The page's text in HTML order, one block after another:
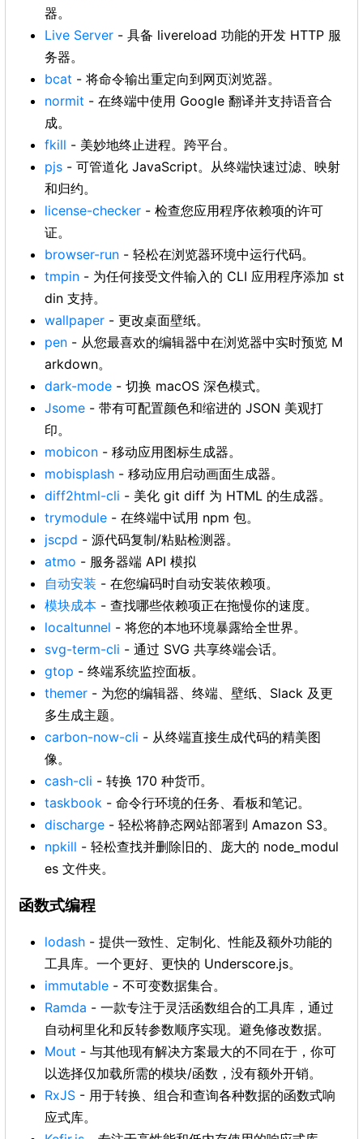
器。
Live Server - 具备 livereload 功能的开发 HTTP 服
务器。
bcat - 将命令输出重定向到网页浏览器。
normit - 在终端中使用 Google 翻译并支持语音合
成。
fkill - 美妙地终止进程。跨平台。
pjs - 可管道化 JavaScript。从终端快速过滤、映射
和归约。
license-checker - 检查您应用程序依赖项的许可
证。
browser-run - 轻松在浏览器环境中运行代码。
tmpin - 为任何接受文件输入的 CLI 应用程序添加 st
din 支持。
wallpaper - 更改桌面壁纸。
pen - 从您最喜欢的编辑器中在浏览器中实时预览 M
arkdown。
dark-mode - 切换 macOS 深色模式。
Jsome - 带有可配置颜色和缩进的 JSON 美观打
印。
mobicon - 移动应用图标生成器。
mobisplash - 移动应用启动画面生成器。
diff2html-cli - 美化 git diff 为 HTML 的生成器。
trymodule - 在终端中试用 npm 包。
jscpd - 源代码复制/粘贴检测器。
atmo - 服务器端 API 模拟
自动安装 - 在您编码时自动安装依赖项。
模块成本 - 查找哪些依赖项正在拖慢你的速度。
localtunnel - 将您的本地环境暴露给全世界。
svg-term-cli - 通过 SVG 共享终端会话。
gtop - 终端系统监控面板。
themer - 为您的编辑器、终端、壁纸、Slack 及更
多生成主题。
carbon-now-cli - 从终端直接生成代码的精美图
像。
cash-cli - 转换 170 种货币。
taskbook - 命令行环境的任务、看板和笔记。
discharge - 轻松将静态网站部署到 Amazon S3。
npkill - 轻松查找并删除旧的、庞大的 node_modul
es 文件夹。
函数式编程
lodash - 提供一致性、定制化、性能及额外功能的
工具库。一个更好、更快的 Underscore.js。
immutable - 不可变数据集合。
Ramda - 一款专注于灵活函数组合的工具库，通过
自动柯里化和反转参数顺序实现。避免修改数据。
Mout - 与其他现有解决方案最大的不同在于，你可
以选择仅加载所需的模块/函数，没有额外开销。
RxJS - 用于转换、组合和查询各种数据的函数式响
应式库。